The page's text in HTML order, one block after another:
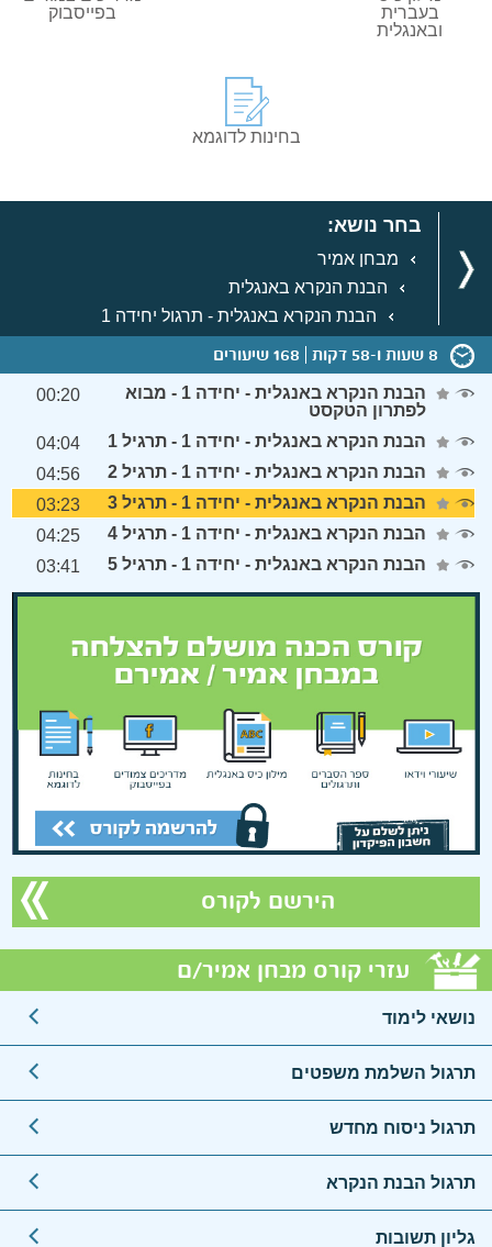
בעברית
ובאנגלית
בפייסבוק
בחינות לדוגמא
בחר נושא:
מבחן אמיר
הבנת הנקרא באנגלית
הבנת הנקרא באנגלית - תרגול יחידה 1
8 שעות ו-58 דקות 168 שיעורים
הבנת הנקרא באנגלית - יחידה 1 - מבוא
לפתרון הטקסט
00:20
הבנת הנקרא באנגלית - יחידה 1 - תרגיל 1
04:04
הבנת הנקרא באנגלית - יחידה 1 - תרגיל 2
04:56
הבנת הנקרא באנגלית - יחידה 1 - תרגיל 3
03:23
הבנת הנקרא באנגלית - יחידה 1 - תרגיל 4
04:25
הבנת הנקרא באנגלית - יחידה 1 - תרגיל 5
03:41
על המורה >
הירשם לקורס
עזרי קורס מבחן אמיר/ם
נושאי לימוד
תרגול השלמת משפטים
תרגול ניסוח מחדש
תרגול הבנת הנקרא
גליון תשובות